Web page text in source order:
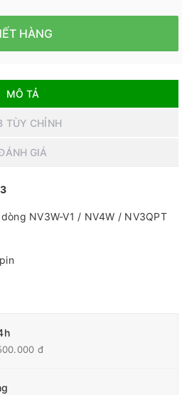
HÀNG
MÔ TẢ
TÙY CHỈNH
GIÁ
NV3W-V1 / NV4W / NV3QPT
đ